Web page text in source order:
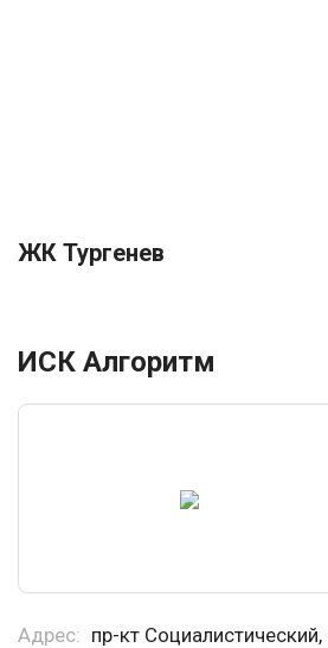
ЖК Тургенев
ИСК Алгоритм
Адрес: пр-кт